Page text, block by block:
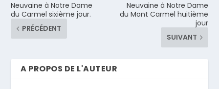
Neuvaine à Notre Dame
du Carmel sixième jour.
PRÉCÉDENT
Neuvaine à Notre Dame
du Mont Carmel huitième
jour
SUIVANT
A PROPOS DE L'AUTEUR